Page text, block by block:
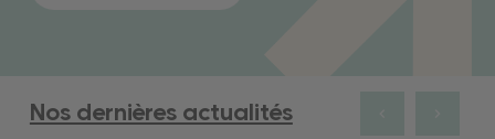
Nos dernières actualités